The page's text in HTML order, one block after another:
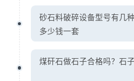
砂石料破碎设备型号有几
多少钱一套
煤矸石做石子合格吗？石